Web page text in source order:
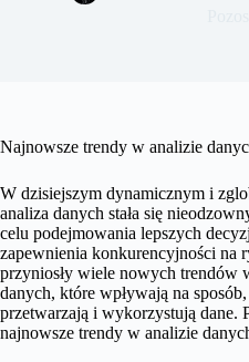
Najnowsze trendy w analizie
W dzisiejszym dynamicznym i
analiza danych stała się
celu podejmowania lepszych
zapewnienia konkurencyjności na
przyniosły wiele nowych trendów
danych, które wpływają na
przetwarzają i wykorzystują dane.
najnowsze trendy w analizie